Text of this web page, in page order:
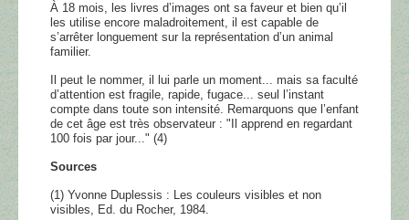
À 18 mois, les livres d’images ont sa faveur et bien qu’il
les utilise encore maladroitement, il est capable de
s’arrêter longuement sur la représentation d’un animal
familier.
Il peut le nommer, il lui parle un moment... mais sa faculté
d’attention est fragile, rapide, fugace... seul l’instant
compte dans toute son intensité. Remarquons que l’enfant
de cet âge est très observateur : "Il apprend en regardant
100 fois par jour..." (4)
Sources
(1) Yvonne Duplessis : Les couleurs visibles et non
visibles, Ed. du Rocher, 1984.